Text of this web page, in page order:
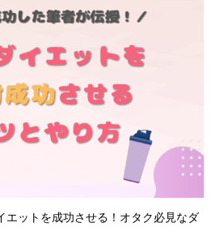
エットを成功させる！オタク必見なダ